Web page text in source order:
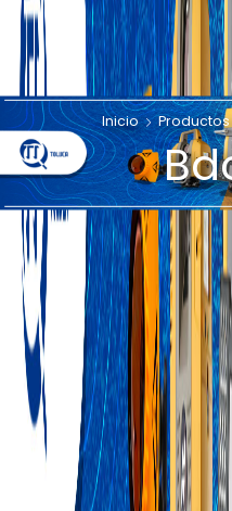
Inicio